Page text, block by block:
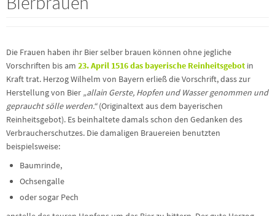
Die Frauen haben ihr Bier selber brauen können ohne jegliche
Vorschriften bis am 23. April 1516 das bayerische Reinheitsgebot in
Kraft trat. Herzog Wilhelm von Bayern erließ die Vorschrift, dass zur
Herstellung von Bier „allain Gerste, Hopfen und Wasser genommen und
gepraucht sölle werden.“(Originaltext aus dem bayerischen
Reinheitsgebot). Es beinhaltete damals schon den Gedanken des
Verbraucherschutzes. Die damaligen Brauereien benutzten
beispielsweise:
Baumrinde,
Ochsengalle
oder sogar Pech